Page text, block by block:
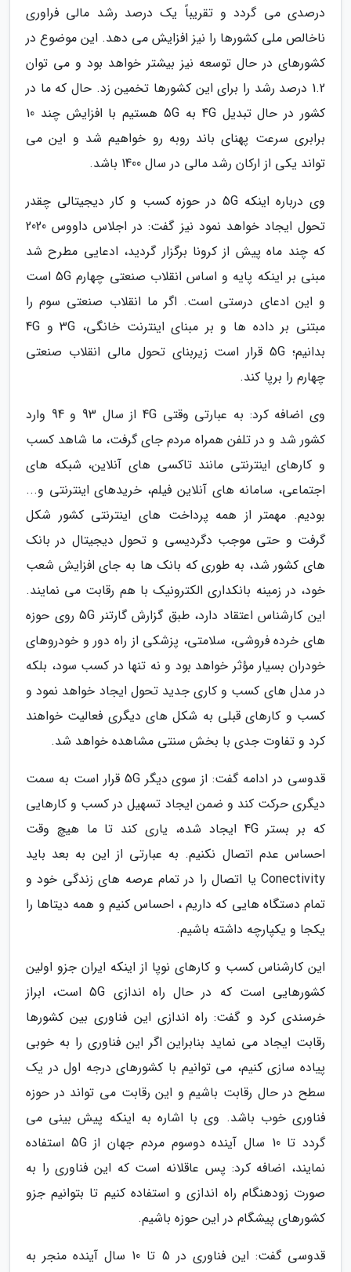
درصدی می گردد و تقریباً یک درصد رشد مالی فراوری
ناخالص ملی کشورها را نیز افزایش می دهد. این موضوع در
کشورهای در حال توسعه نیز بیشتر خواهد بود و می توان
1.2 درصد رشد را برای این کشورها تخمین زد. حال که ما در
کشور در حال تبدیل 4G به 5G هستیم با افزایش چند 10
برابری سرعت پهنای باند روبه رو خواهیم شد و این می
تواند یکی از ارکان رشد مالی در سال 1400 باشد.
وی درباره اینکه 5G در حوزه کسب و کار دیجیتالی چقدر
تحول ایجاد خواهد نمود نیز گفت: در اجلاس داووس 2020
که چند ماه پیش از کرونا برگزار گردید، ادعایی مطرح شد
مبنی بر اینکه پایه و اساس انقلاب صنعتی چهارم 5G است
و این ادعای درستی است. اگر ما انقلاب صنعتی سوم را
مبتنی بر داده ها و بر مبنای اینترنت خانگی، 3G و 4G
بدانیم؛ 5G قرار است زیربنای تحول مالی انقلاب صنعتی
چهارم را برپا کند.
وی اضافه کرد: به عبارتی وقتی 4G از سال 93 و 94 وارد
کشور شد و در تلفن همراه مردم جای گرفت، ما شاهد کسب
و کارهای اینترنتی مانند تاکسی های آنلاین، شبکه های
اجتماعی، سامانه های آنلاین فیلم، خریدهای اینترنتی و...
بودیم. مهمتر از همه پرداخت های اینترنتی کشور شکل
گرفت و حتی موجب دگردیسی و تحول دیجیتال در بانک
های کشور شد، به طوری که بانک ها به جای افزایش شعب
خود، در زمینه بانکداری الکترونیک با هم رقابت می نمایند.
این کارشناس اعتقاد دارد، طبق گزارش گارتنر 5G روی حوزه
های خرده فروشی، سلامتی، پزشکی از راه دور و خودروهای
خودران بسیار مؤثر خواهد بود و نه تنها در کسب سود، بلکه
در مدل های کسب و کاری جدید تحول ایجاد خواهد نمود و
کسب و کارهای قبلی به شکل های دیگری فعالیت خواهند
کرد و تفاوت جدی با بخش سنتی مشاهده خواهد شد.
قدوسی در ادامه گفت: از سوی دیگر 5G قرار است به سمت
دیگری حرکت کند و ضمن ایجاد تسهیل در کسب و کارهایی
که بر بستر 4G ایجاد شده، یاری کند تا ما هیچ وقت
احساس عدم اتصال نکنیم. به عبارتی از این به بعد باید
Conectivity یا اتصال را در تمام عرصه های زندگی خود و
تمام دستگاه هایی که داریم ، احساس کنیم و همه دیتاها را
یکجا و یکپارچه داشته باشیم.
این کارشناس کسب و کارهای نوپا از اینکه ایران جزو اولین
کشورهایی است که در حال راه اندازی 5G است، ابراز
خرسندی کرد و گفت: راه اندازی این فناوری بین کشورها
رقابت ایجاد می نماید بنابراین اگر این فناوری را به خوبی
پیاده سازی کنیم، می توانیم با کشورهای درجه اول در یک
سطح در حال رقابت باشیم و این رقابت می تواند در حوزه
فناوری خوب باشد. وی با اشاره به اینکه پیش بینی می
گردد تا 10 سال آینده دوسوم مردم جهان از 5G استفاده
نمایند، اضافه کرد: پس عاقلانه است که این فناوری را به
صورت زودهنگام راه اندازی و استفاده کنیم تا بتوانیم جزو
کشورهای پیشگام در این حوزه باشیم.
قدوسی گفت: این فناوری در 5 تا 10 سال آینده منجر به